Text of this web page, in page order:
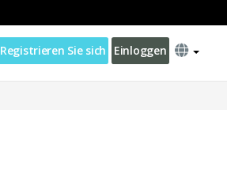
Registrieren Sie sich Einloggen